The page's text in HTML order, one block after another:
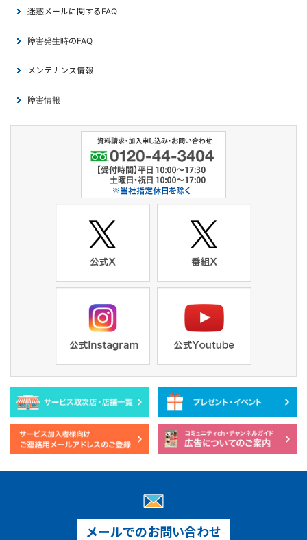
迷惑メールに関するFAQ
障害発生時のFAQ
メンテナンス情報
障害情報
メールでのお問い合わせ